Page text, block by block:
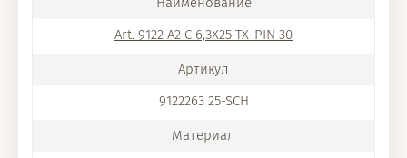
Art. 9122 A2 C 6,3X25 TX-PIN 30
9122263 25-SCH